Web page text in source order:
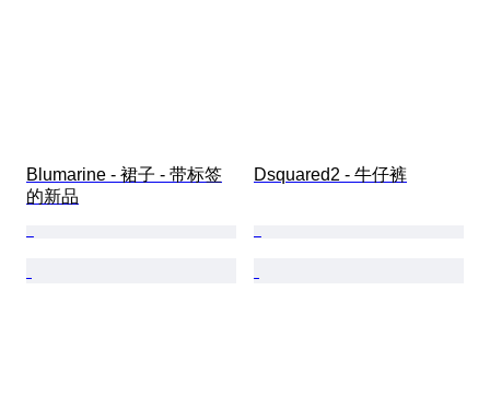
Blumarine - 裙子 - 带标签
的新品
Dsquared2 - 牛仔裤